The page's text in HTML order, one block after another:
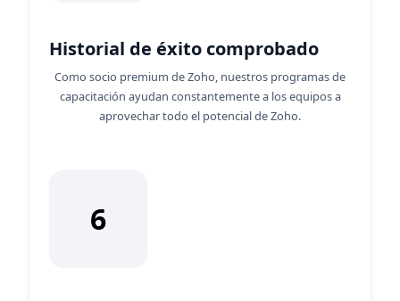
Historial de éxito comprobado
Como socio premium de Zoho, nuestros programas de
capacitación ayudan constantemente a los equipos a
aprovechar todo el potencial de Zoho.
6